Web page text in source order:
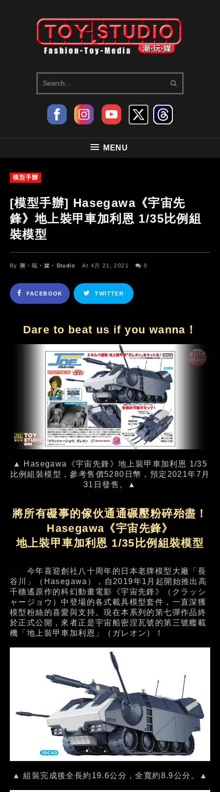
MENU
模型手辦
[模型手辦] Hasegawa《宇宙先
鋒》地上裝甲車加利恩 1/35比例組
裝模型
By潮・玩・媒・Studio At 4月 21, 2021 0
FACEBOOK TWITTER
Dare to beat us if you wanna！
▲ Hasegawa《宇宙先鋒》地上裝甲車加利恩 1/35
比例組裝模型，參考售價5280日幣，預定2021年7月
31日發售。▲
將所有礙事的傢伙通通碾壓粉碎殆盡！
Hasegawa《宇宙先鋒》
地上裝甲車加利恩 1/35比例組裝模型
今年喜迎創社八十周年的日本老牌模型大廠「長
谷川」（Hasegawa），自2019年1月起開始推出高
千穗遙原作的科幻動畫電影《宇宙先鋒》（クラッシ
ャージョウ）中登場的各式載具模型套件，一直深獲
模型粉絲的喜愛與支持。現在本系列的第七彈作品終
於正式公開，來者正是宇宙船密涅瓦號的第三號艦載
機「地上裝甲車加利恩」（ガレオン）！
▲ 組裝完成後全長約19.6公分，全寬約8.9公分。▲